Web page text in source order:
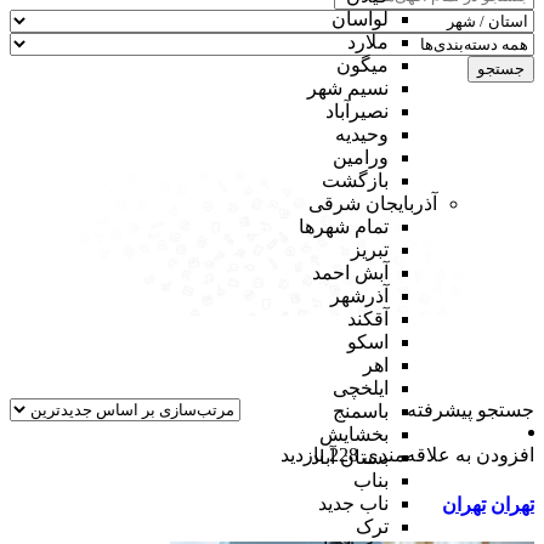
لواسان
ملارد
میگون
نسیم شهر
نصیرآباد
وحیدیه
ورامین
بازگشت
آذربایجان شرقی
تمام شهر‌ها
تبریز
آبش احمد
آذرشهر
آقکند
اسکو
اهر
ایلخچی
باسمنج
بخشایش
بستان آباد
بناب
ناب جدید
ترک
جستجو
جستجو پیشرفته
افزودن به علاقه‌مندی 228 بازدید
تهران تهران